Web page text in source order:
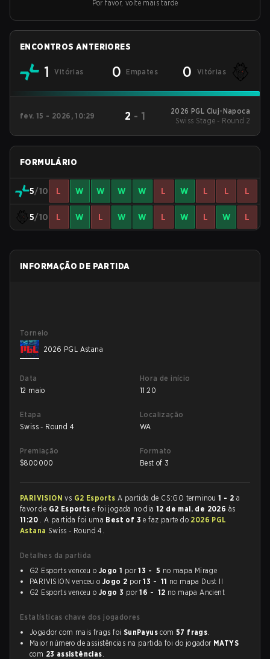
Por favor, volte mais tarde
ENCONTROS ANTERIORES
1 Vitórias 0 Empates 0 Vitórias
fev. 15 - 2026, 10:29 2 - 1
2026 PGL Cluj-Napoca
Swiss Stage - Round 2
FORMULÁRIO
5/10 L W W W W L W L L L
5/10 L W L W W L W L W L
INFORMAÇÃO DE PARTIDA
Torneio
2026 PGL Astana
Data
12 maio
Hora de início
11:20
Etapa
Swiss - Round 4
Localização
WA
Premiação
$800000
Formato
Best of 3
PARIVISIONvs G2 EsportsA partida de CS:GO terminou1 - 2 a
favor de G2 Esportse foi jogada no dia12 de mai. de 2026 às
11:20 . A partida foi uma Best of 3e faz parte do 2026 PGL
Astana Swiss - Round 4.
Detalhes da partida
G2 Esports venceu o Jogo 1 por13 - 5 no mapa Mirage
PARIVISION venceu o Jogo 2 por13 - 11 no mapa Dust II
G2 Esports venceu o Jogo 3 por16 - 12 no mapa Ancient
Estatísticas chave dos jogadores
Jogador com mais frags foi SunPayus com57 frags.
Maior número de assistências na partida foi do jogador MATYS
com 23 assistências.